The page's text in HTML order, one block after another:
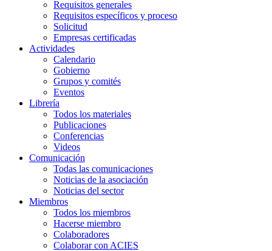
Requisitos generales
Requisitos específicos y proceso
Solicitud
Empresas certificadas
Actividades
Calendario
Gobierno
Grupos y comités
Eventos
Librería
Todos los materiales
Publicaciones
Conferencias
Videos
Comunicación
Todas las comunicaciones
Noticias de la asociación
Noticias del sector
Miembros
Todos los miembros
Hacerse miembro
Colaboradores
Colaborar con ACIES